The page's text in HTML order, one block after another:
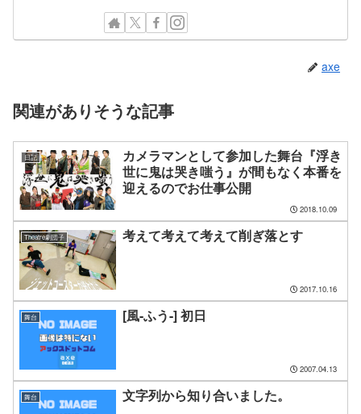
axe
関連がありそうな記事
日記
カメラマンとして参加した舞台『浮き
世に鬼は哭き嗤う』が間もなく本番を
迎えるのでお仕事公開
2018.10.09
Theatre劇団子 考えて考えて考えて削ぎ落とす
2017.10.16
舞台 [風-ふう-] 初日
2007.04.13
舞台 文字列から知り合いました。